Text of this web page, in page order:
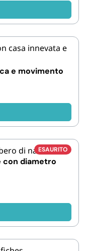
e movimento
ESAURITO
con diametro